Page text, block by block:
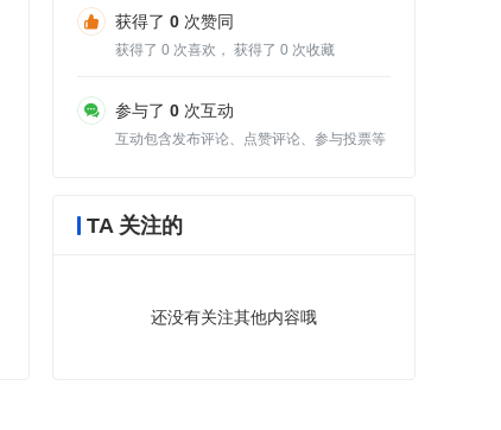
获得了 0 次赞同
获得了 0 次喜欢， 获得了 0 次收藏
参与了 0 次互动
互动包含发布评论、点赞评论、参与投票等
TA 关注的
还没有关注其他内容哦